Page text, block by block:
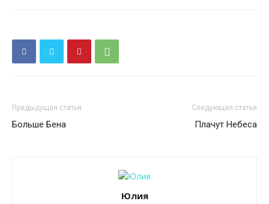
Предыдущая статья
Больше Бена
Следующая статья
Плачут Небеса
Юлия